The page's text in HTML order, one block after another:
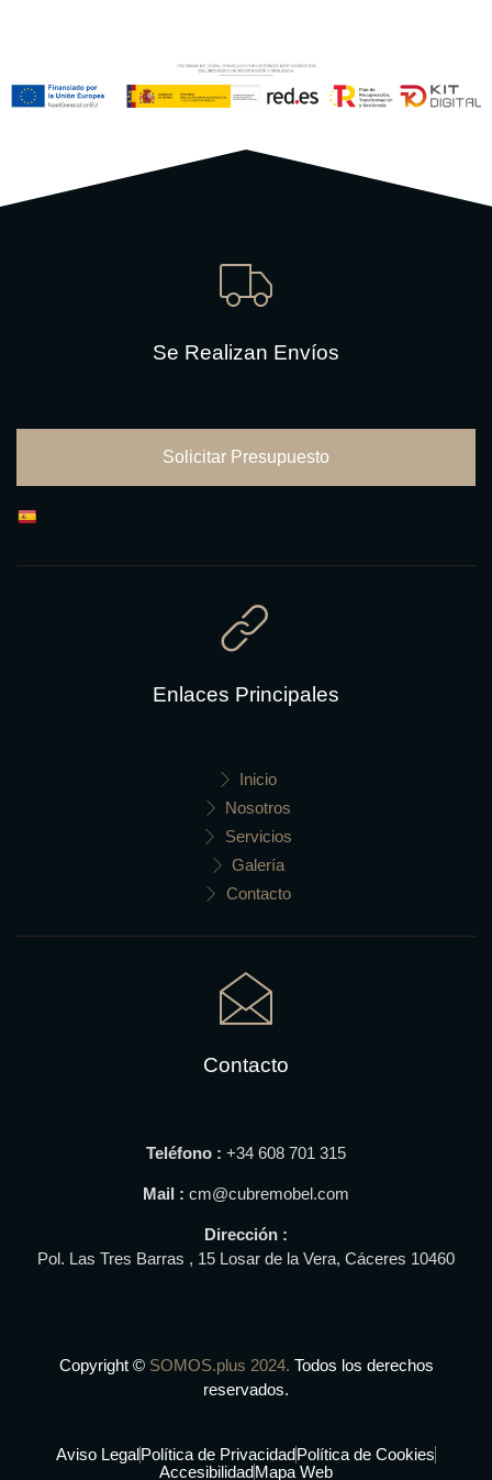
Se Realizan Envíos
Solicitar Presupuesto
Enlaces Principales
Inicio
Nosotros
Servicios
Galería
Contacto
Contacto
Teléfono : +34 608 701 315
Mail : cm@cubremobel.com
Dirección :
Pol. Las Tres Barras , 15 Losar de la Vera, Cáceres 10460
Copyright © SOMOS.plus 2024. Todos los derechos
reservados.
Aviso LegalPolítica de PrivacidadPolítica de Cookies
AccesibilidadMapa Web